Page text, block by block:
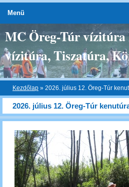
MC Öreg-Túr vízitúra
vízitúra, Tiszatúra,
Kezdőlap » 2026. július 12. Öreg-Túr
2026. július 12. Öreg-Túr
Menü